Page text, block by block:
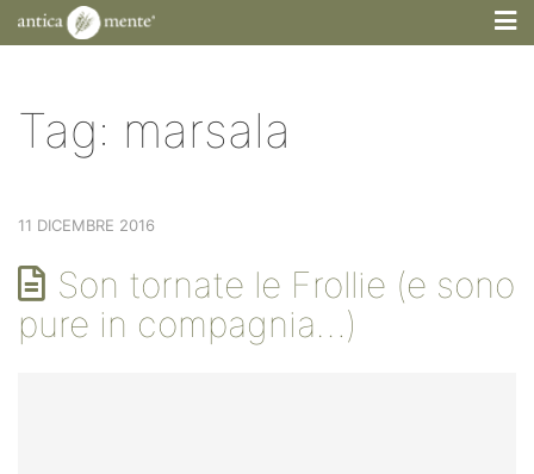
Tag: marsala
11 DICEMBRE 2016
Son tornate le Frollie (e sono
pure in compagnia…)